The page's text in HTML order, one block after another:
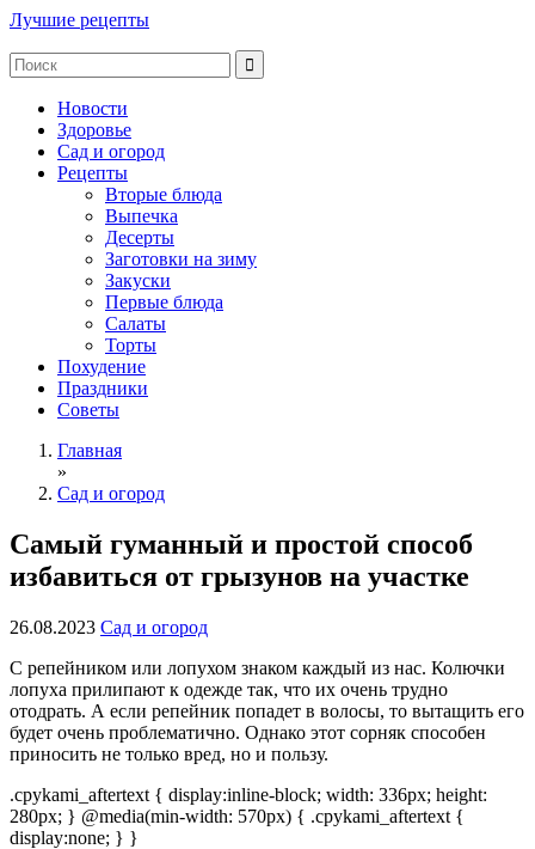
Лучшие рецепты
Новости
Здоровье
Сад и огород
Рецепты
Вторые блюда
Выпечка
Десерты
Заготовки на зиму
Закуски
Первые блюда
Салаты
Торты
Похудение
Праздники
Советы
Главная
»
Сад и огород
Самый гуманный и простой способ
избавиться от грызунов на участке
26.08.2023 Сад и огород
С репейником или лопухом знаком каждый из нас. Колючки
лопуха прилипают к одежде так, что их очень трудно
отодрать. А если репейник попадет в волосы, то вытащить его
будет очень проблематично. Однако этот сорняк способен
приносить не только вред, но и пользу.
.cpykami_aftertext { display:inline-block; width: 336px; height:
280px; } @media(min-width: 570px) { .cpykami_aftertext {
display:none; } }